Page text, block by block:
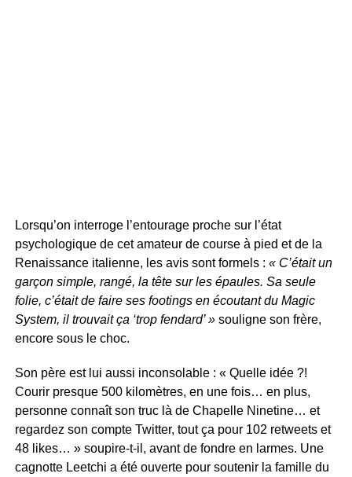
Lorsqu’on interroge l’entourage proche sur l’état
psychologique de cet amateur de course à pied et de la
Renaissance italienne, les avis sont formels : « C’était un
garçon simple, rangé, la tête sur les épaules. Sa seule
folie, c’était de faire ses footings en écoutant du Magic
System, il trouvait ça ‘trop fendard’ »souligne son frère,
encore sous le choc.
Son père est lui aussi inconsolable : « Quelle idée ?!
Courir presque 500 kilomètres, en une fois… en plus,
personne connaît son truc là de Chapelle Ninetine… et
regardez son compte Twitter, tout ça pour 102 retweets et
48 likes… » soupire-t-il, avant de fondre en larmes. Une
cagnotte Leetchi a été ouverte pour soutenir la famille du